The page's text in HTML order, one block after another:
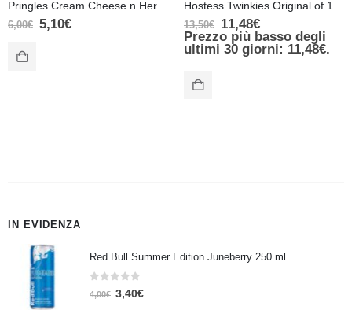
6,00€ 5,10€
13,50€ 11,48€
Prezzo più basso degli
ultimi 30 giorni: 11,48€.
IN EVIDENZA
Red Bull Summer Edition Juneberry 250 ml
Su 5
4,00€ 3,40€